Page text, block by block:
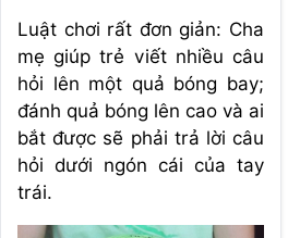
Luật chơi rất đơn giản: Cha
mẹ giúp trẻ viết nhiều câu
hỏi lên một quả bóng bay;
đánh quả bóng lên cao và ai
bắt được sẽ phải trả lời câu
hỏi dưới ngón cái của tay
trái.